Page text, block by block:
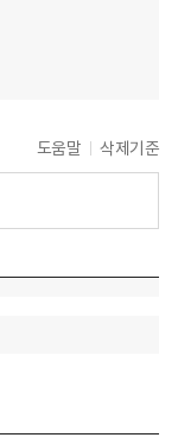
도움말 삭제기준